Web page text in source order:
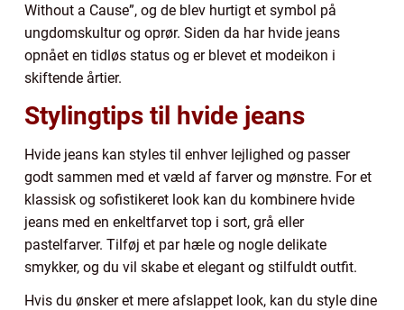
Without a Cause”, og de blev hurtigt et symbol på
ungdomskultur og oprør. Siden da har hvide jeans
opnået en tidløs status og er blevet et modeikon i
skiftende årtier.
Stylingtips til hvide jeans
Hvide jeans kan styles til enhver lejlighed og passer
godt sammen med et væld af farver og mønstre. For et
klassisk og sofistikeret look kan du kombinere hvide
jeans med en enkeltfarvet top i sort, grå eller
pastelfarver. Tilføj et par hæle og nogle delikate
smykker, og du vil skabe et elegant og stilfuldt outfit.
Hvis du ønsker et mere afslappet look, kan du style dine